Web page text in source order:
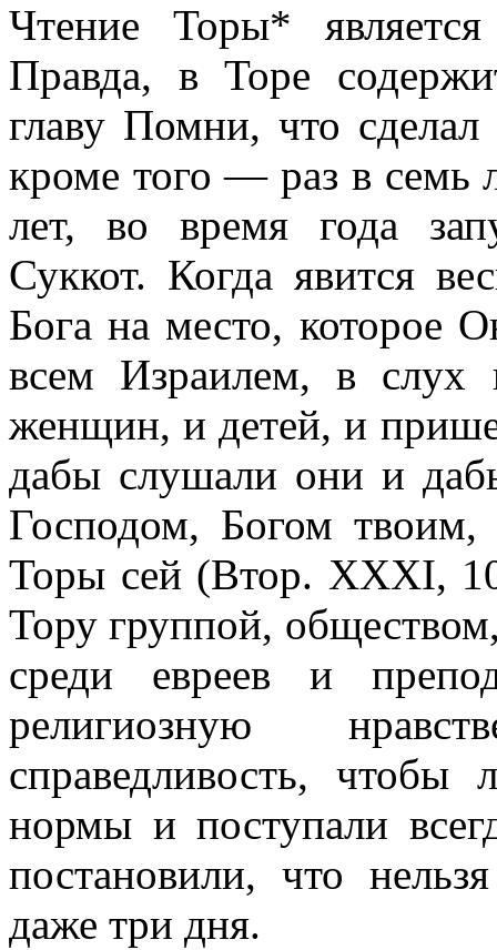
Чтение Торы*
Правда, в Торе
главу Помни, что
кроме того — раз в семь
лет, во время года
Суккот. Когда явится
Бога на место, которое
всем Израилем, в
женщин, и детей, и
дабы слушали они и
Господом, Богом твоим,
Торы сей (Втор. XXXI,
Тору группой,
среди евреев и
религиозную
справедливость,
нормы и поступали
постановили, что
даже три дня.